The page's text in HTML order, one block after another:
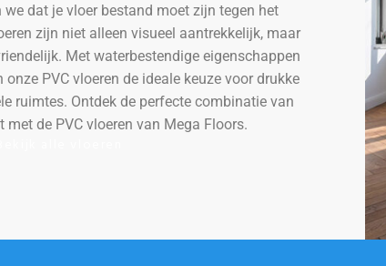
dat je vloer bestand moet zijn tegen het
zijn niet alleen visueel aantrekkelijk, maar
Met waterbestendige eigenschappen
PVC vloeren de ideale keuze voor drukke
ruimtes. Ontdek de perfecte combinatie van
de PVC vloeren van Mega Floors.